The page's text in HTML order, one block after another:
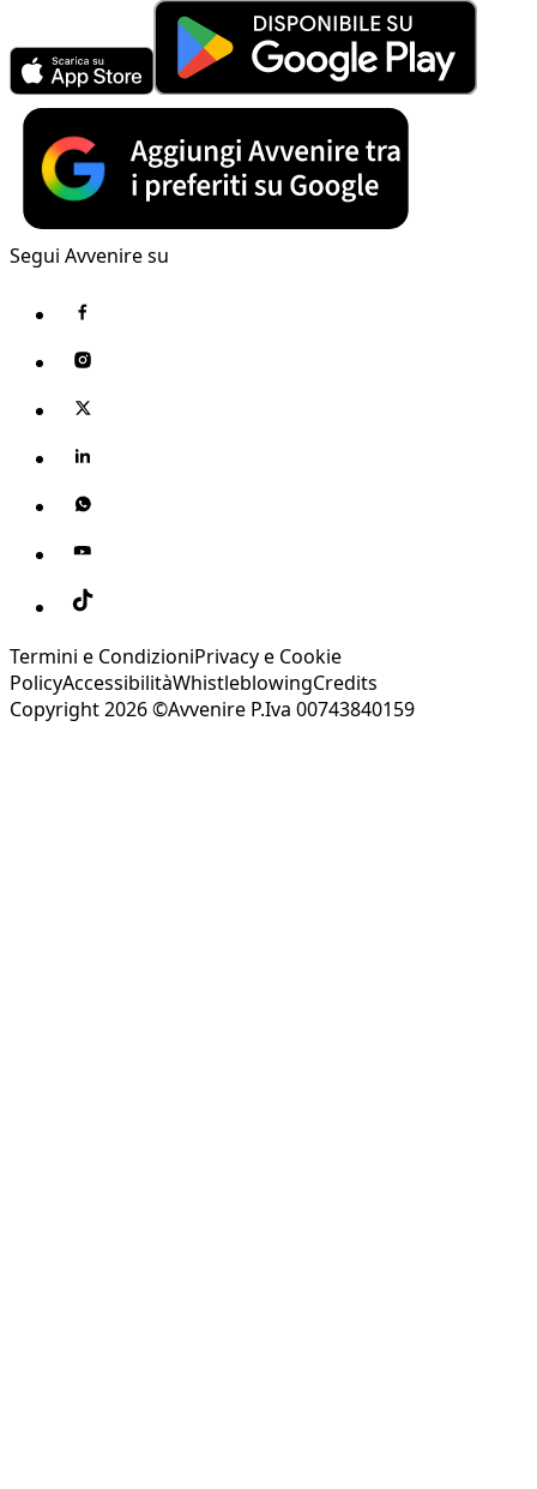
Segui Avvenire su
Termini e CondizioniPrivacy e Cookie
PolicyAccessibilitàWhistleblowingCredits
Copyright 2026 ©Avvenire P.Iva 00743840159